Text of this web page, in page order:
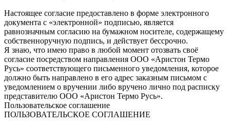
Настоящее согласие предоставлено в форме электронного
документа с «электронной» подписью, является
равнозначным согласию на бумажном носителе, содержащему
собственноручную подпись, и действует бессрочно.
Я знаю, что имею право в любой момент отозвать своё
согласие посредством направления ООО «Аристон Термо
Русь» соответствующего письменного уведомления, которое
должно быть направлено в его адрес заказным письмом с
уведомлением о вручении либо вручено лично под расписку
представителю ООО «Аристон Термо Русь».
Пользовательское соглашение
ПОЛЬЗОВАТЕЛЬСКОЕ СОГЛАШЕНИЕ